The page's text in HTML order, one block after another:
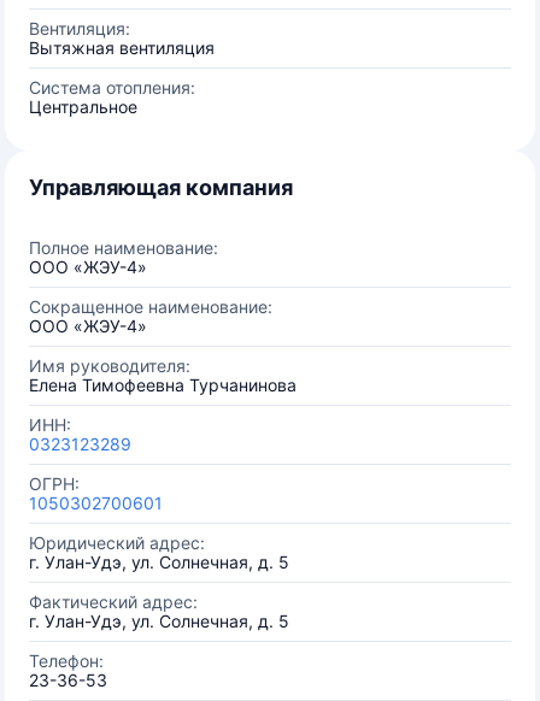
Вентиляция:
Вытяжная вентиляция
Система отопления:
Центральное
Управляющая компания
Полное наименование:
ООО «ЖЭУ-4»
Сокращенное наименование:
ООО «ЖЭУ-4»
Имя руководителя:
Елена Тимофеевна Турчанинова
ИНН:
0323123289
ОГРН:
1050302700601
Юридический адрес:
г. Улан-Удэ, ул. Солнечная, д. 5
Фактический адрес:
г. Улан-Удэ, ул. Солнечная, д. 5
Телефон:
23-36-53